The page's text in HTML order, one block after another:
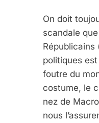
On doit
scandale
Républicains
politiques
foutre du
costume, le
nez de
nous